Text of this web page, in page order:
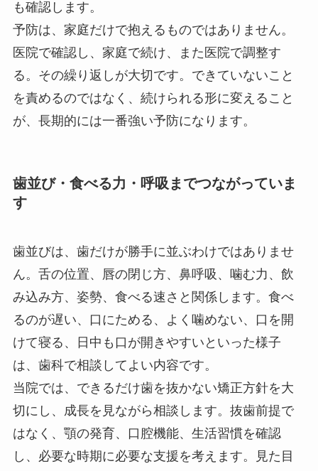
も確認します。
予防は、家庭だけで抱えるものではありません。
医院で確認し、家庭で続け、また医院で調整す
る。その繰り返しが大切です。できていないこと
を責めるのではなく、続けられる形に変えること
が、長期的には一番強い予防になります。
歯並び・食べる力・呼吸までつながっていま
す
歯並びは、歯だけが勝手に並ぶわけではありませ
ん。舌の位置、唇の閉じ方、鼻呼吸、噛む力、飲
み込み方、姿勢、食べる速さと関係します。食べ
るのが遅い、口にためる、よく噛めない、口を開
けて寝る、日中も口が開きやすいといった様子
は、歯科で相談してよい内容です。
当院では、できるだけ歯を抜かない矯正方針を大
切にし、成長を見ながら相談します。抜歯前提で
はなく、顎の発育、口腔機能、生活習慣を確認
し、必要な時期に必要な支援を考えます。見た目